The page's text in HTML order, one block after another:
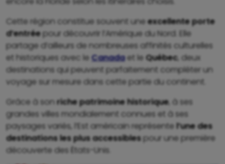
Cette région constitue souvent uneexcellente porte
d’entréepour découvrir l’Amérique du Nord. Elle
partage d’ailleurs de nombreuses affinités culturelles
et historiques avec le Canadaet le Québec, deux
destinations qui peuvent parfaitement compléter un
voyage sur mesure dans cette partie du continent.
Grâce à sonriche patrimoine historique, à ses
grandes villes mondialement connues et à ses
paysages variés, l’Est américain représente l’une des
destinations les plus accessiblespour une première
découverte des États-Unis.